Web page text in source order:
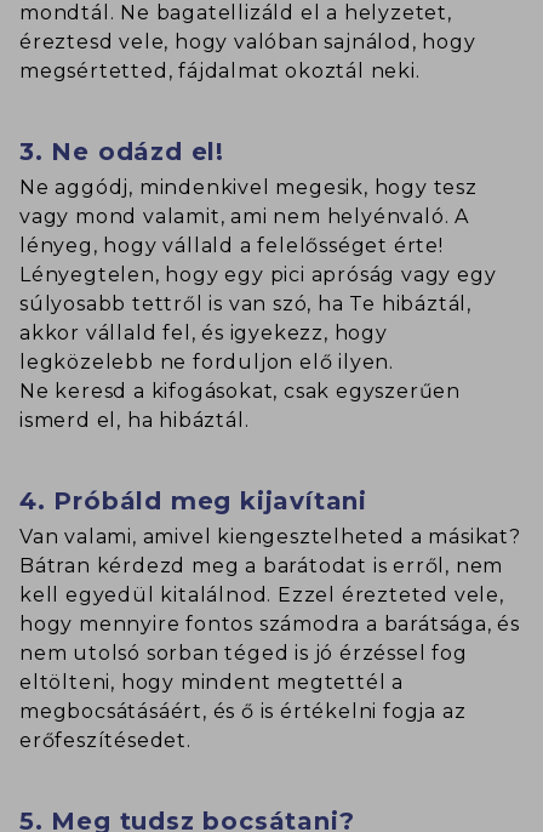
mondtál. Ne bagatellizáld el a helyzetet,
éreztesd vele, hogy valóban sajnálod, hogy
megsértetted, fájdalmat okoztál neki.
3. Ne odázd el!
Ne aggódj, mindenkivel megesik, hogy tesz
vagy mond valamit, ami nem helyénvaló. A
lényeg, hogy vállald a felelősséget érte!
Lényegtelen, hogy egy pici apróság vagy egy
súlyosabb tettről is van szó, ha Te hibáztál,
akkor vállald fel, és igyekezz, hogy
legközelebb ne forduljon elő ilyen.
Ne keresd a kifogásokat, csak egyszerűen
ismerd el, ha hibáztál.
4. Próbáld meg kijavítani
Van valami, amivel kiengesztelheted a másikat?
Bátran kérdezd meg a barátodat is erről, nem
kell egyedül kitalálnod. Ezzel érezteted vele,
hogy mennyire fontos számodra a barátsága, és
nem utolsó sorban téged is jó érzéssel fog
eltölteni, hogy mindent megtettél a
megbocsátásáért, és ő is értékelni fogja az
erőfeszítésedet.
5. Meg tudsz bocsátani?